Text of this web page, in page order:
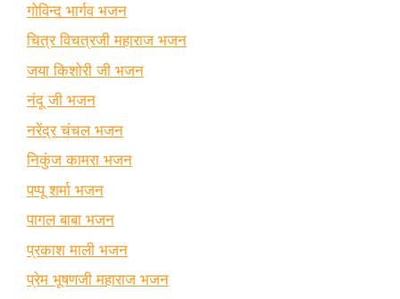
गोविन्द भार्गव भजन
चित्र विचत्रजी महाराज भजन
जया किशोरी जी भजन
नंदू जी भजन
नरेंद्र चंचल भजन
निकुंज कामरा भजन
पप्पू शर्मा भजन
पागल बाबा भजन
प्रकाश माली भजन
प्रेम भूषणजी महाराज भजन